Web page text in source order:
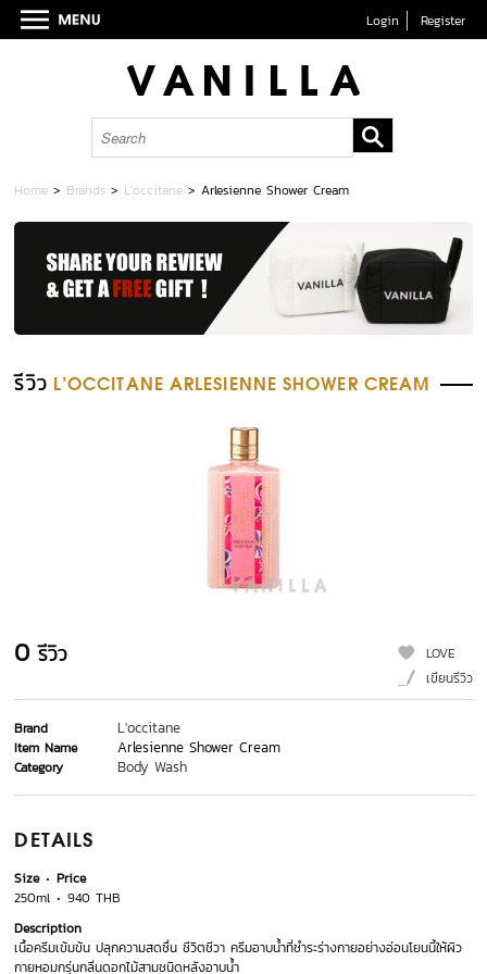
Login Register
Home > Brands > L'occitane >Arlesienne Shower Cream
รีวิว L'OCCITANE ARLESIENNE SHOWER CREAM
0 รีวิว
LOVE
เขียนรีวิว
Brand L'occitane
Item Name Arlesienne Shower Cream
Category Body Wash
DETAILS
Size
Price
250ml
940 THB
Description
เนื้อครีมเข้มข้น ปลุกความสดชื่น ชีวิตชีวา ครีมอาบน้ำที่ชำระร่างกายอย่างอ่อนโยนนี้ให้ผิว
กายหอมกรุ่นกลิ่นดอกไม้สามชนิดหลังอาบน้ำ